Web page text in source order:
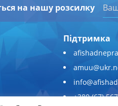
на нашу розсилку
Підтримка
+380 (67)